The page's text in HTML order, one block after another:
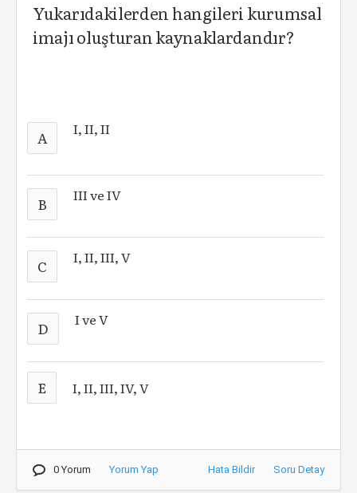
Yukarıdakilerden hangileri kurumsal
imajı oluşturan kaynaklardandır?
A I, II, II
B III ve IV
C I, II, III, V
D I ve V
E I, II, III, IV, V
0 Yorum Yorum Yap Hata Bildir Soru Detay